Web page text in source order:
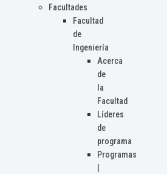
Facultades
Facultad
de
Ingeniería
Acerca
de
la
Facultad
Líderes
de
programa
Programas